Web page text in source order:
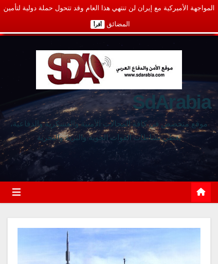
المواجهة الأميركية مع إيران لن تنتهي هذا العام وقد تتحول حملة دولية لتأمين
المضائق أقرأ
SdArabia
موقع متخصص في كافة المجالات الأمنية والعسكرية والدفاعية،
يغطي نشاطات القوات الجوية والبرية والبحرية